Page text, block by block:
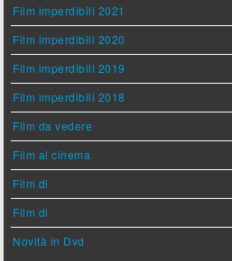
Film imperdibili 2021
Film imperdibili 2020
Film imperdibili 2019
Film imperdibili 2018
Film da vedere
Film al cinema
Film di
Film di
Novità in Dvd